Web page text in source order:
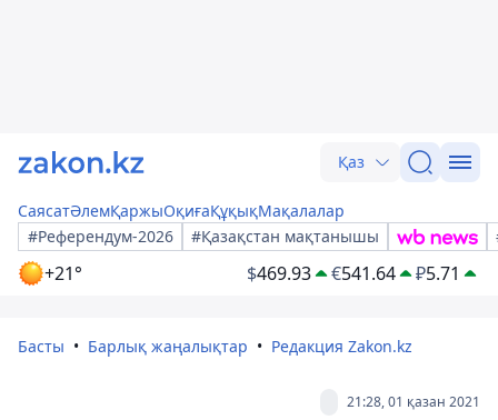
Қаз
СаясатӘлемҚаржыОқиғаҚұқықМақалалар
#Референдум-2026
#Қазақстан мақтанышы
+21° $469.93 €541.64 ₽5.71
Басты Барлық жаңалықтар Редакция Zakon.kz
21:28, 01 қазан 2021